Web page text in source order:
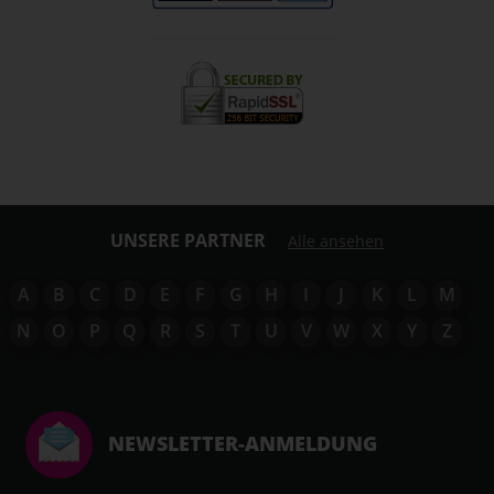
UNSERE PARTNER Alle ansehen
A B C D E F G H I J K L
M
N
O P Q R S T U V W X Y Z
NEWSLETTER-ANMELDUNG